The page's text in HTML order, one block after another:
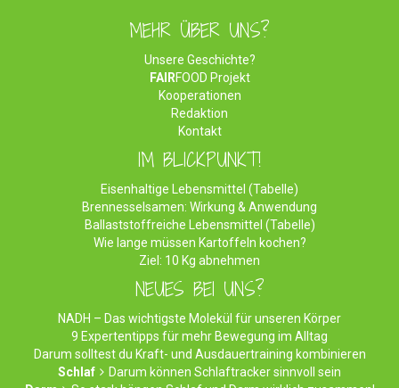
MEHR ÜBER UNS?
Unsere Geschichte?
FAIRFOOD Projekt
Kooperationen
Redaktion
Kontakt
IM BLICKPUNKT!
Eisenhaltige Lebensmittel (Tabelle)
Brennesselsamen: Wirkung & Anwendung
Ballaststoffreiche Lebensmittel (Tabelle)
Wie lange müssen Kartoffeln kochen?
Ziel: 10 Kg abnehmen
NEUES BEI UNS?
NADH – Das wichtigste Molekül für unseren Körper
9 Expertentipps für mehr Bewegung im Alltag
Darum solltest du Kraft- und Ausdauertraining kombinieren
Schlaf
Darum können Schlaftracker sinnvoll sein